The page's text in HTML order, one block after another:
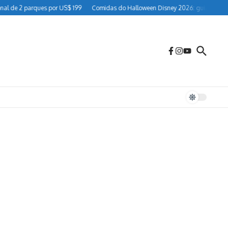
por US$ 199 Comidas do Halloween Disney 2026: guia completo para